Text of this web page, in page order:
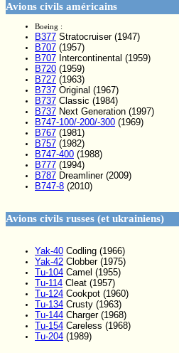
Avions civils américains
Boeing :
B377 Stratocruiser (1947)
B707 (1957)
B707 Intercontinental (1959)
B720 (1959)
B727 (1963)
B737 Original (1967)
B737 Classic (1984)
B737 Next Generation (1997)
B747-100/-200/-300 (1969)
B767 (1981)
B757 (1982)
B747-400 (1988)
B777 (1994)
B787 Dreamliner (2009)
B747-8 (2010)
Avions civils russes (et ukrainiens)
Yak-40 Codling (1966)
Yak-42 Clobber (1975)
Tu-104 Camel (1955)
Tu-114 Cleat (1957)
Tu-124 Cookpot (1960)
Tu-134 Crusty (1963)
Tu-144 Charger (1968)
Tu-154 Careless (1968)
Tu-204 (1989)